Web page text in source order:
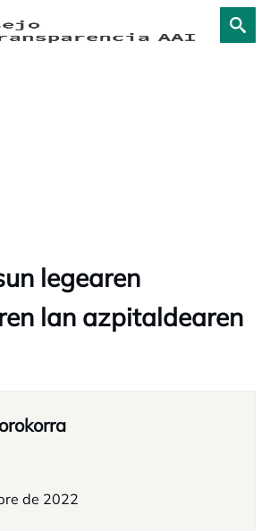
legearen
lan azpitaldearen
de 2022